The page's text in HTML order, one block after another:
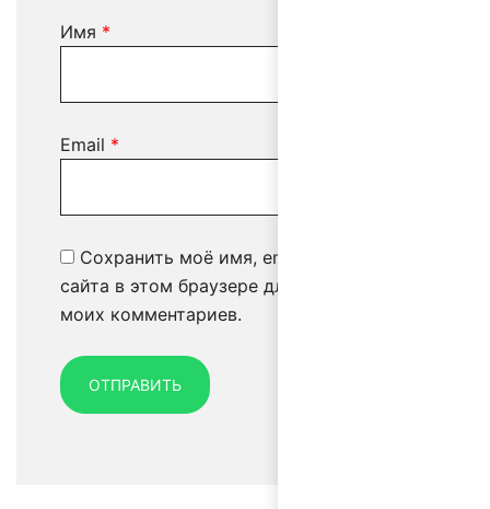
Имя *
Email *
Сохранить моё имя, email и адрес
сайта в этом браузере для последующих
моих комментариев.